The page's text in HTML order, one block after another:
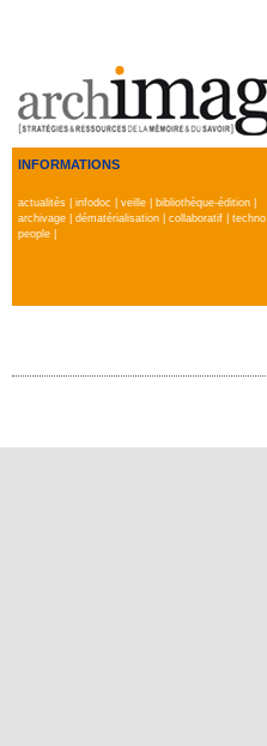
INFORMATIONS
actualités infodoc veille bibliothèque-édition
archivage
dématérialisation collaboratif techno
people